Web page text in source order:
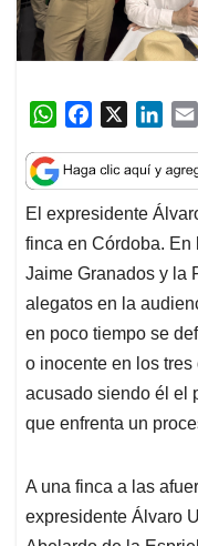
W
a
t
s
A
p
p
c
e
b
o
o
k
n
k
e
d
I
n
El expresidente
finca en Córdoba.
Jaime Granados y la
alegatos en la
en poco tiempo se
o inocente en los
acusado siendo él el
que enfrenta un
A una finca a las
expresidente Álvaro